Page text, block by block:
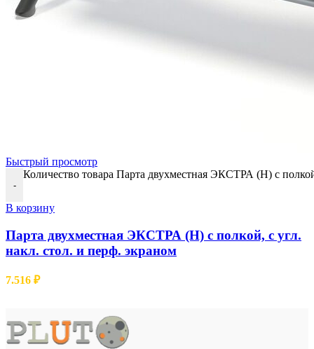
Быстрый просмотр
-
Количество товара Парта двухместная ЭКСТРА (Н) с
В корзину
Парта двухместная ЭКСТРА (Н) с полкой, с угл.
накл. стол. и перф. экраном
7.516 ₽